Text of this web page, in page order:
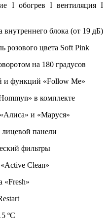
I обогрев I вентиляция I
блока (от 19 дБ)
розового цвета Soft Pink
на 180 градусов
и функций «Follow Me»
в комплекте
и «Маруся»
панели
фильтры
Clean»
«Fresh»
ºС